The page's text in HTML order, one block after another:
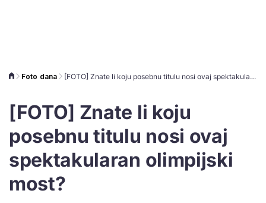
Foto dana [FOTO] Znate li koju posebnu titulu nosi ovaj spektakularan olimpijski most?
[FOTO] Znate li koju
posebnu titulu nosi ovaj
spektakularan olimpijski
most?